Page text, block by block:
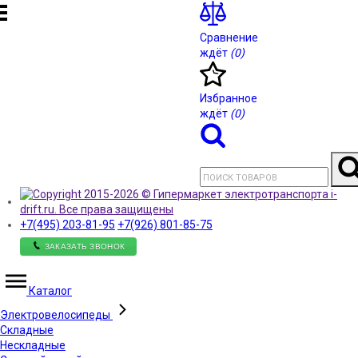
Сравнение
ждёт (0)
Избранное
ждёт (0)
+7(495) 203-81-95 +7(926) 801-85-75
ЗАКАЗАТЬ ЗВОНОК
Каталог
Электровелосипеды
Складные
Нескладные